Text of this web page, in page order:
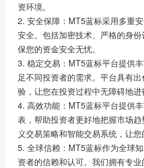
资环境。
2. 安全保障：MT5蓝标采用多重
安全。包括加密技术、严格的身
保您的资金安全无忧。
3. 稳定交易：MT5蓝标平台提供
足不同投资者的需求。平台具有
验，让您在投资过程中无障碍地进
4. 高效功能：MT5蓝标平台提供
表，帮助投资者更好地把握市场
义交易策略和智能交易系统，让您
5. 全球信赖：MT5蓝标作为全球
资者的信赖和认可。我们拥有专